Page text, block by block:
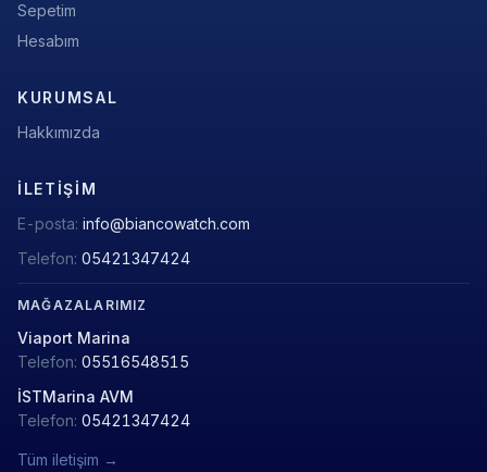
Sepetim
Hesabım
KURUMSAL
Hakkımızda
İLETIŞIM
E-posta: info@biancowatch.com
Telefon: 05421347424
MAĞAZALARIMIZ
Viaport Marina
Telefon: 05516548515
İSTMarina AVM
Telefon: 05421347424
Tüm iletişim →